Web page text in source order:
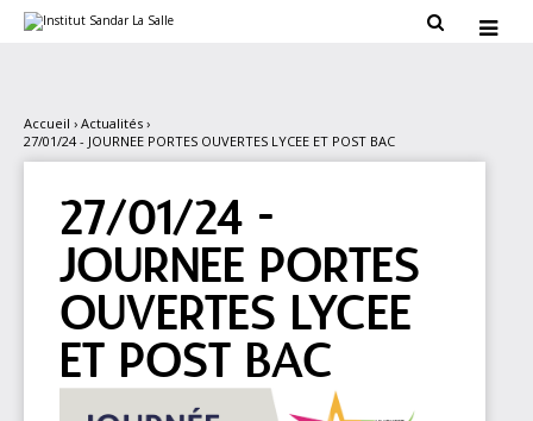
navigation
personnels
 
Accueil › Actualités ›
27/01/24 - JOURNEE PORTES OUVERTES LYCEE ET POST BAC
27/01/24 -
JOURNEE PORTES
OUVERTES LYCEE
ET POST BAC